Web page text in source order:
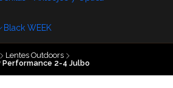
Black WEEK
Lentes Outdoors
Performance 2-4 Julbo